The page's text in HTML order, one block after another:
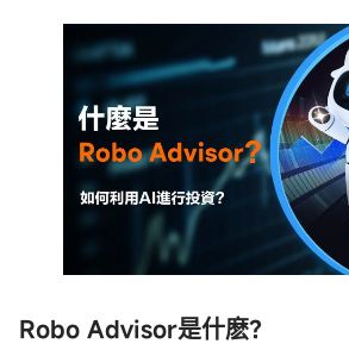
Robo Advisor是什麽？